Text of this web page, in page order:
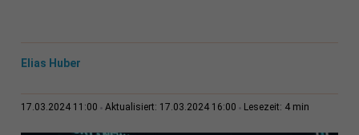
Elias Huber
17.03.2024 11:00 Aktualisiert: 17.03.2024 16:00 Lesezeit: 4 min